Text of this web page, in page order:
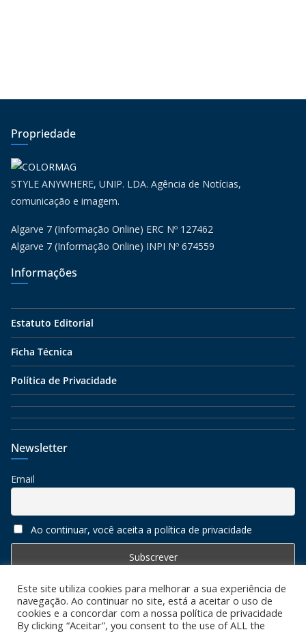
Propriedade
STYLE ANYWHERE, UNIP. LDA. Agência de Notícias,
comunicação e imagem.
Algarve 7 (Informação Online) ERC Nº 127462
Algarve 7 (Informação Online) INPI Nº 674559
Informações
Estatuto Editorial
Ficha Técnica
Política de Privacidade
Newsletter
Email
Ao continuar, você aceita a política de privacidade
Este site utiliza cookies para melhorar a sua experiência de
navegação. Ao continuar no site, está a aceitar o uso de
cookies e a concordar com a nossa política de privacidade
By clicking “Aceitar”, you consent to the use of ALL the